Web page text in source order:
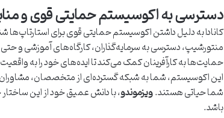
دسترسی به اکوسیستم حمایتی قوی و
کانادا به دلیل داشتن اکوسیستم حمایتی قوی برای
منتورشیپ، دسترسی به سرمایه‌گذاران، کارگاه‌های آموزشی و
حمایت‌ها به کارآفرینان کمک می‌کند تا ایده‌های خود را به
این اکوسیستم، شما به شبکه گسترده‌ای از متخصصان، مشاوران
شما حیاتی هستند.ویزموندو، با دانش عمیق خود از این
باشد.